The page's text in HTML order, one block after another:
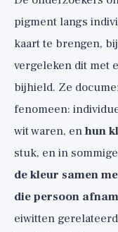
pigment langs
kaart te brengen, bij
vergeleken dit met
bijhield. Ze
fenomeen:
wit waren, enhun
stuk, en in
de kleur samen
die persoon afnam
eiwitten